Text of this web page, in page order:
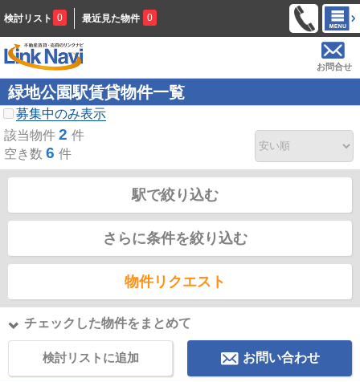
検討リスト 0 最近見た物件 0
お問合せ
緑地公園駅賃貸物件一覧
募集中のみ表示
該当物件 2 件
空き数 6 件
駅で絞り込む
さらに条件を絞り込む
物件リクエスト
チェックした物件をまとめて
検討リストに追加 お問い合わせ